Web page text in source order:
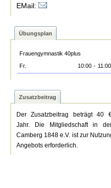
EMail:
Übungsplan
Frauengymnastik 40plus
Fr.
10:00 - 11:00
Zusatzbeitrag
Der Zusatzbeitrag beträgt 40
Jahr. Die Mitgliedschaft in
Camberg 1848 e.V. ist zur
Angebots erforderlich.